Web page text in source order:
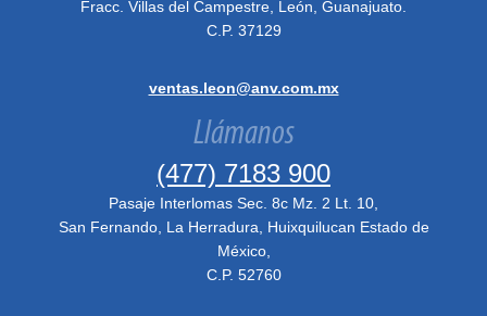
Fracc. Villas del Campestre, León, Guanajuato.
C.P. 37129
ventas.leon@anv.com.mx
Llámanos
(477) 7183 900
Pasaje Interlomas Sec. 8c Mz. 2 Lt. 10,
San Fernando, La Herradura, Huixquilucan Estado de
México,
C.P. 52760